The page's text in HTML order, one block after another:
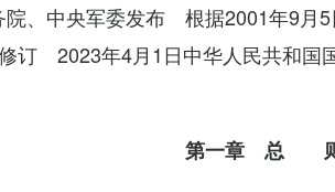
院、中央军委发布 根据2001年9月
订 2023年4月1日中华人民共和国
第一章 总